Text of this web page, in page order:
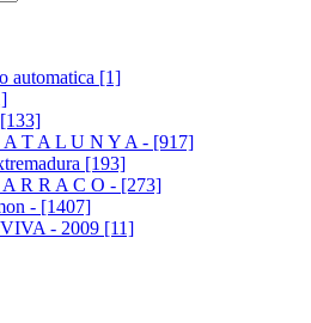
automatica [1]
A T A L U N Y A - [917]
[193]
A R R A C O - [273]
- [1407]
- 2009 [11]